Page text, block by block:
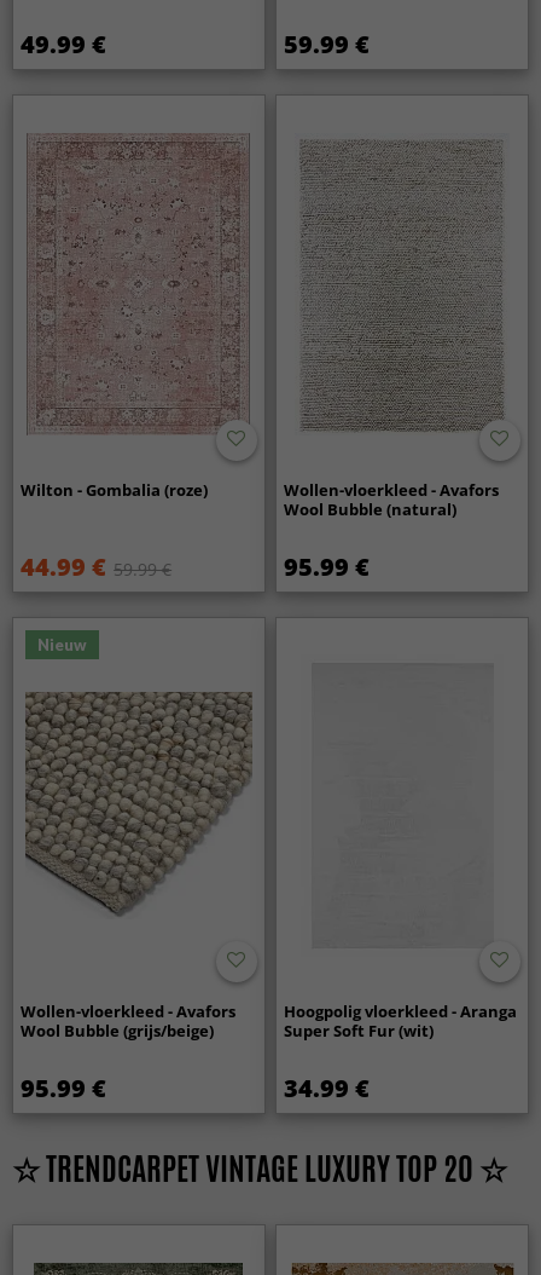
49.99 € 59.99 €
Wilton - Gombalia (roze)
44.99 € 59.99 €
Wollen-vloerkleed - Avafors
Wool Bubble (natural)
95.99 €
Nieuw
Wollen-vloerkleed - Avafors
Wool Bubble (grijs/beige)
95.99 €
Hoogpolig vloerkleed - Aranga
Super Soft Fur (wit)
34.99 €
☆ TRENDCARPET VINTAGE LUXURY TOP 20 ☆